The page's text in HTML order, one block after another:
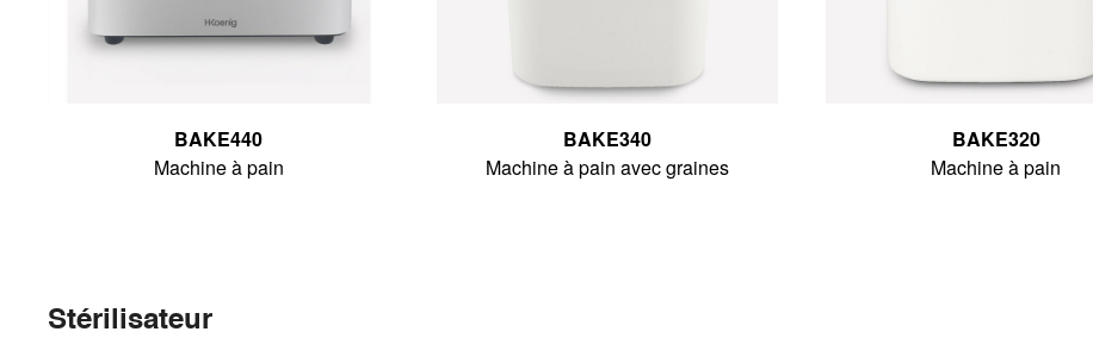
BAKE440
Machine à pain
BAKE340
Machine à pain avec graines
BAKE320
Machine à pain
Stérilisateur